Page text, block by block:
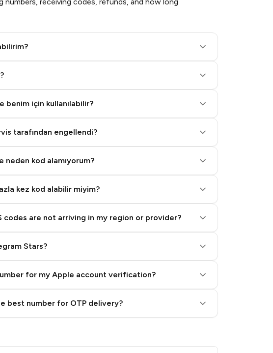
benim için kullanılabilir?
tarafından engellendi?
kod alamıyorum?
kez kod alabilir miyim?
codes are not arriving in my region or provider?
Stars?
Stars
for my Apple account verification?
best number for OTP delivery?
High To Low